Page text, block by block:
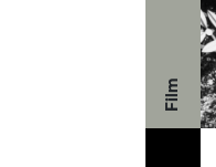
Film